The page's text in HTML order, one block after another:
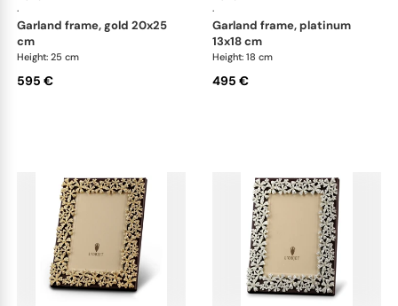
·
garland frame, gold 20x25
cm
Height: 25 cm
595 €
·
garland frame, platinum
13x18 cm
Height: 18 cm
495 €